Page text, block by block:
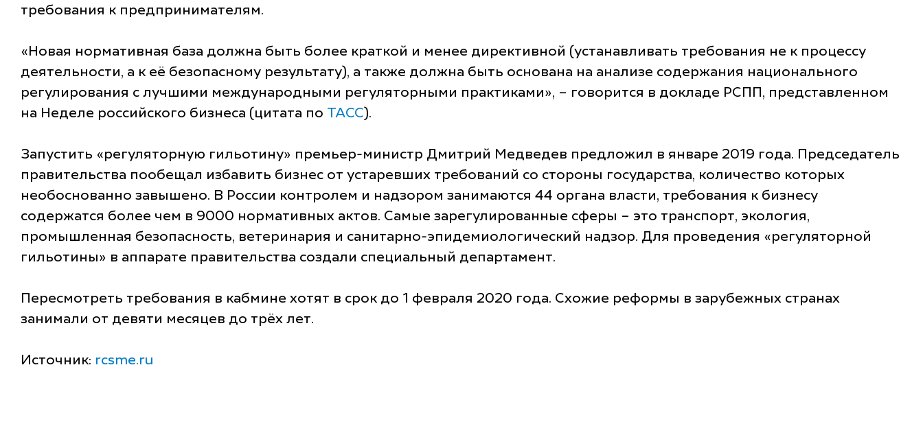
требования к предпринимателям.
«Новая нормативная база должна быть более краткой и менее директивной (устанавливать требования не к процессу
деятельности, а к её безопасному результату), а также должна быть основана на анализе содержания национального
регулирования с лучшими международными регуляторными практиками», – говорится в докладе РСПП, представленном
на Неделе российского бизнеса (цитата по ТАСС ).
Запустить «регуляторную гильотину» премьер-министр Дмитрий Медведев предложил в январе 2019 года. Председатель
правительства пообещал избавить бизнес от устаревших требований со стороны государства, количество которых
необоснованно завышено. В России контролем и надзором занимаются 44 органа власти, требования к бизнесу
содержатся более чем в 9000 нормативных актов. Самые зарегулированные сферы – это транспорт, экология,
промышленная безопасность, ветеринария и санитарно-эпидемиологический надзор. Для проведения «регуляторной
гильотины» в аппарате правительства создали специальный департамент.
Пересмотреть требования в кабмине хотят в срок до 1 февраля 2020 года. Схожие реформы в зарубежных странах
занимали от девяти месяцев до трёх лет.
Источник: rcsme.ru